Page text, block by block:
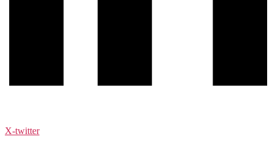
X-twitter